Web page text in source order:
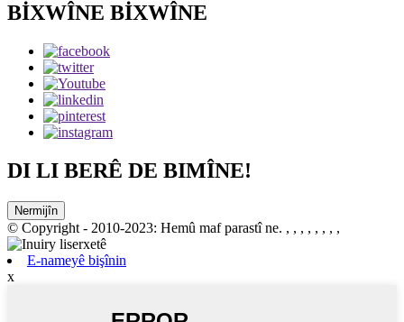
BİXWÎNE BİXWÎNE
DI LI BERÊ DE BIMÎNE!
Nermijîn
© Copyright - 2010-2023: Hemû maf parastî ne. , , , , , , , ,
E-nameyê bişînin
x